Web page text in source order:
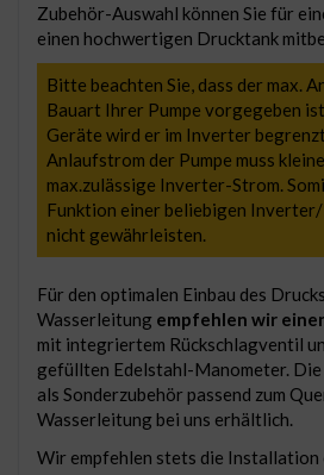
Zubehör-Auswahl können Sie für
einen hochwertigen Drucktank
Bitte beachten Sie, dass der max.
Bauart Ihrer Pumpe vorgegeben
Geräte wird er im Inverter
Anlaufstrom der Pumpe muss
max.zulässige Inverter-Strom.
Funktion einer beliebigen
nicht gewährleisten.
Für den optimalen Einbau des
Wasserleitung empfehlen wir
mit integriertem Rückschlagventil
gefüllten Edelstahl-Manometer.
als Sonderzubehör passend zum
Wasserleitung bei uns erhältlich.
Wir empfehlen stets die Installation